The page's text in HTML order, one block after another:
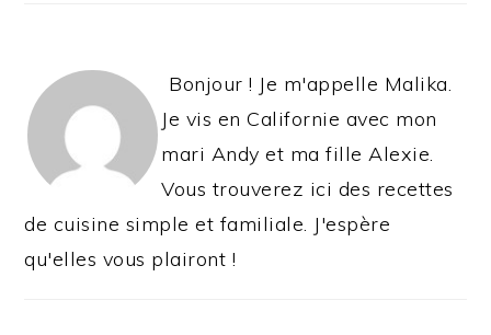
Bonjour ! Je m'appelle Malika.
Je vis en Californie avec mon
mari Andy et ma fille Alexie.
Vous trouverez ici des recettes
de cuisine simple et familiale. J'espère
qu'elles vous plairont !